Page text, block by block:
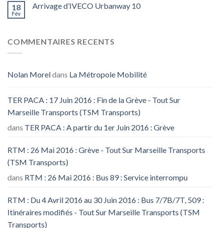
18
Fév
Arrivage d’IVECO Urbanway 10
COMMENTAIRES RECENTS
Nolan Moreldans La Métropole Mobilité
TER PACA : 17 Juin 2016 : Fin de la Grève - Tout Sur
Marseille Transports (TSM Transports)
dans TER PACA : A partir du 1er Juin 2016 : Grève
RTM : 26 Mai 2016 : Grève - Tout Sur Marseille Transports
(TSM Transports)
dans RTM : 26 Mai 2016 : Bus 89 : Service interrompu
RTM : Du 4 Avril 2016 au 30 Juin 2016 : Bus 7/7B/7T, 509 :
Itinéraires modifiés - Tout Sur Marseille Transports (TSM
Transports)